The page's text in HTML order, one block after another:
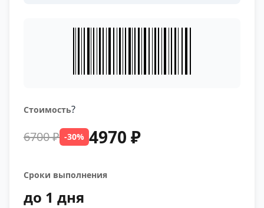
Стоимость?
6700 ₽ -30% 4970 ₽
Сроки выполнения
до 1 дня